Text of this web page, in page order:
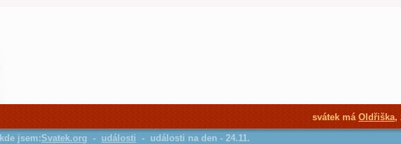
svátek má Oldřiška,
kde jsem:Svatek.org - události - události na den - 24.11.